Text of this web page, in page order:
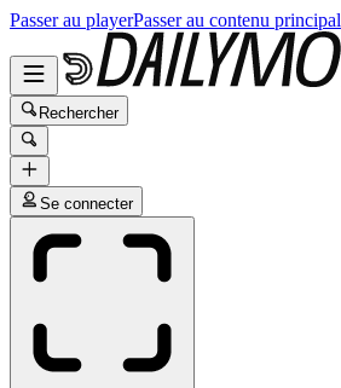
Passer au playerPasser au contenu principal
Rechercher
Se connecter